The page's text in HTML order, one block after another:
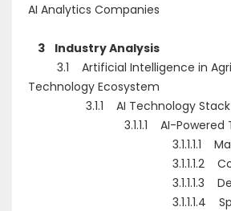
AI Analytics Companies
3 Industry Analysis
3.1 Artificial Intelligence in
Technology Ecosystem
3.1.1 AI Technology Stack
3.1.1.1 AI-Powered
3.1.1.1.1 Machine
3.1.1.1.2
3.1.1.1.3 Deep
3.1.1.1.4 Speech